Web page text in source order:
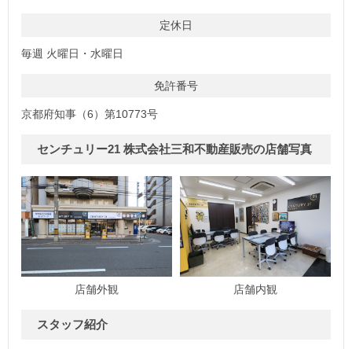
定休日
毎週 火曜日・水曜日
免許番号
京都府知事（6）第10773号
センチュリー21 株式会社三和不動産販売の店舗写真
店舗外観 店舗内観
スタッフ紹介